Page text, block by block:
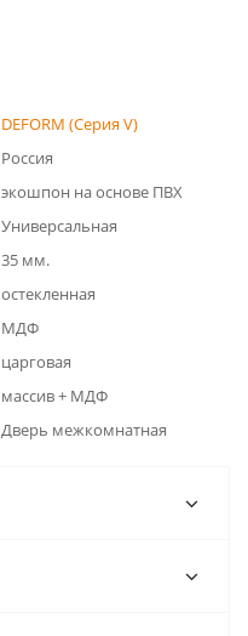
DEFORM (Серия V)
Россия
экошпон на основе ПВХ
Универсальная
35 мм.
остекленная
МДФ
царговая
массив + МДФ
Дверь межкомнатная